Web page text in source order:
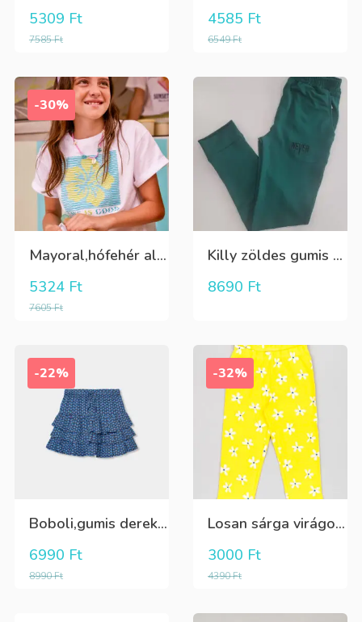
7585Ft
5309 Ft
6549Ft
4585 Ft
-30%
Mayoral,hófehér alapon.elöl zöld virág mintás,rövid aljú lány póló
7605Ft
5324 Ft
Killy zöldes gumis derekú nadrág
8690 Ft
-22%
Boboli,gumis derekú,aktív megkötős,fodros szoknya
8990Ft
6990 Ft
-32%
Losan sárga virágos 3/4-es leggings
4390Ft
3000 Ft